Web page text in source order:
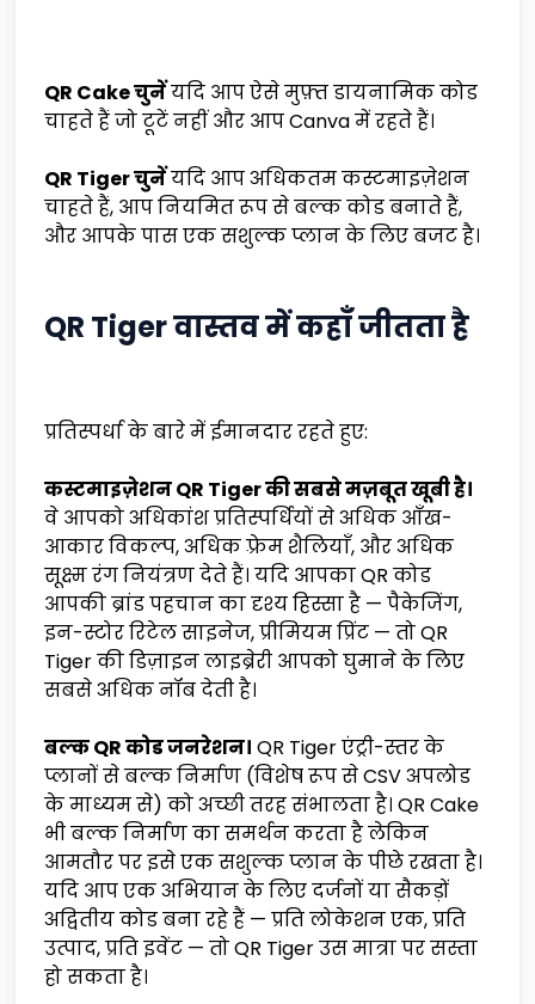
QR Cake चुनेंयदि आप ऐसे मुफ़्त डायनामिक कोड
चाहते हैं जो टूटें नहीं और आप Canva में रहते हैं।
QR Tiger चुनेंयदि आप अधिकतम कस्टमाइज़ेशन
चाहते हैं, आप नियमित रूप से बल्क कोड बनाते हैं,
और आपके पास एक सशुल्क प्लान के लिए बजट है।
QR Tiger वास्तव में कहाँ जीतता है
प्रतिस्पर्धा के बारे में ईमानदार रहते हुए:
कस्टमाइज़ेशन QR Tiger की सबसे मज़बूत खूबी है।
वे आपको अधिकांश प्रतिस्पर्धियों से अधिक आँख-
आकार विकल्प, अधिक फ़्रेम शैलियाँ, और अधिक
सूक्ष्म रंग नियंत्रण देते हैं। यदि आपका QR कोड
आपकी ब्रांड पहचान का दृश्य हिस्सा है — पैकेजिंग,
इन-स्टोर रिटेल साइनेज, प्रीमियम प्रिंट — तो QR
Tiger की डिज़ाइन लाइब्रेरी आपको घुमाने के लिए
सबसे अधिक नॉब देती है।
बल्क QR कोड जनरेशन। QR Tiger एंट्री-स्तर के
प्लानों से बल्क निर्माण (विशेष रूप से CSV अपलोड
के माध्यम से) को अच्छी तरह संभालता है। QR Cake
भी बल्क निर्माण का समर्थन करता है लेकिन
आमतौर पर इसे एक सशुल्क प्लान के पीछे रखता है।
यदि आप एक अभियान के लिए दर्जनों या सैकड़ों
अद्वितीय कोड बना रहे हैं — प्रति लोकेशन एक, प्रति
उत्पाद, प्रति इवेंट — तो QR Tiger उस मात्रा पर सस्ता
हो सकता है।